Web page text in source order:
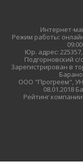
Интернет-
Режим работы:
Юр. адрес:
Подгорновский с/
Зарегистрирован в
ООО "Прогреем",
08.01.2018
Рейтинг